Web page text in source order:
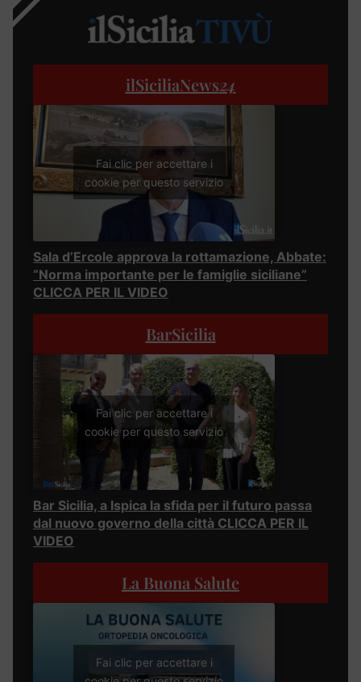
ilSiciliaNews24
Fai clic per accettare i
cookie per questo servizio
Sala d’Ercole approva la rottamazione, Abbate:
“Norma importante per le famiglie siciliane”
CLICCA PER IL VIDEO
BarSicilia
Fai clic per accettare i
cookie per questo servizio
Bar Sicilia, a Ispica la sfida per il futuro passa
dal nuovo governo della città CLICCA PER IL
VIDEO
La Buona Salute
Fai clic per accettare i